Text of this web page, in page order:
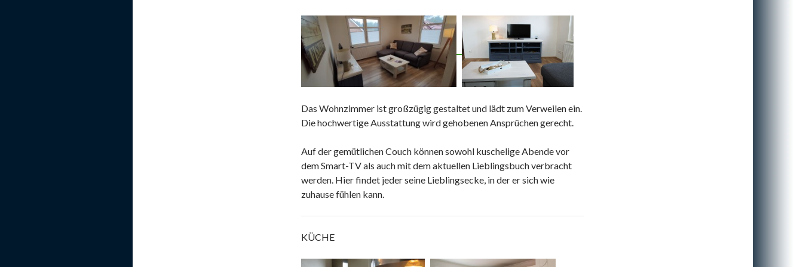
Das Wohnzimmer ist großzügig gestaltet und lädt zum Verweilen ein.
Die hochwertige Ausstattung wird gehobenen Ansprüchen gerecht.
Auf der gemütlichen Couch können sowohl kuschelige Abende vor
dem Smart-TV als auch mit dem aktuellen Lieblingsbuch verbracht
werden. Hier findet jeder seine Lieblingsecke, in der er sich wie
zuhause fühlen kann.
KÜCHE